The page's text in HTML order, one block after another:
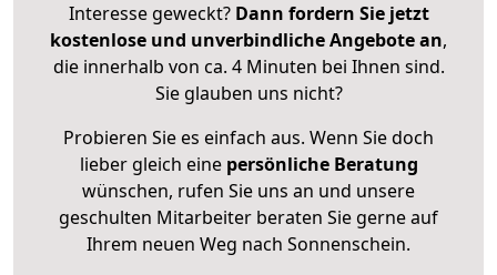
Interesse geweckt? Dann fordern Sie jetzt
kostenlose und unverbindliche Angebote an,
die innerhalb von ca. 4 Minuten bei Ihnen sind.
Sie glauben uns nicht?
Probieren Sie es einfach aus. Wenn Sie doch
lieber gleich eine persönliche Beratung
wünschen, rufen Sie uns an und unsere
geschulten Mitarbeiter beraten Sie gerne auf
Ihrem neuen Weg nach Sonnenschein.